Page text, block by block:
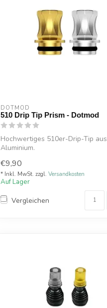
DOTMOD
510 Drip Tip Prism - Dotmod
Hochwertiges 510er-Drip-Tip aus
Aluminium.
Die interne Struktu...
€9,90
* Inkl. MwSt. zzgl. Versandkosten
Auf Lager
Vergleichen